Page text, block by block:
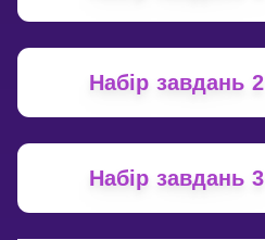
Набір завдань 2
Набір завдань 3